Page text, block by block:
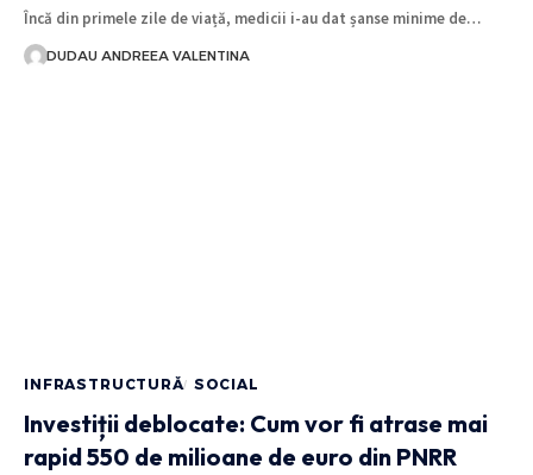
Încă din primele zile de viață, medicii i-au dat șanse minime de…
DUDAU ANDREEA VALENTINA
INFRASTRUCTURĂ SOCIAL
Investiții deblocate: Cum vor fi atrase mai
rapid 550 de milioane de euro din PNRR